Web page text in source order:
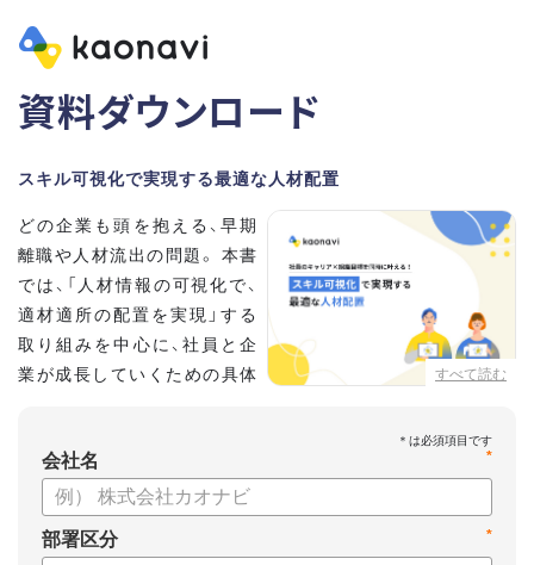
資料ダウンロード
スキル可視化で実現する最適な人材配置
すべて読む
どの企業も頭を抱える、早期
離職や人材流出の問題。 本書
では、「人材情報の可視化で、
適材適所の配置を実現」する
取り組みを中心に、社員と企
業が成長していくための具体
【資料の内容】
・不適切な人員配置の要因と悪影響
・データドリブンな人材配置のメリット
*
会社名
*
部署区分